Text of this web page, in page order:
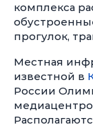
комплекса
прогулок,
Местная
известной в
России